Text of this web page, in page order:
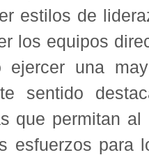
estilos de
los equipos
ejercer una
sentido
que permitan
esfuerzos para